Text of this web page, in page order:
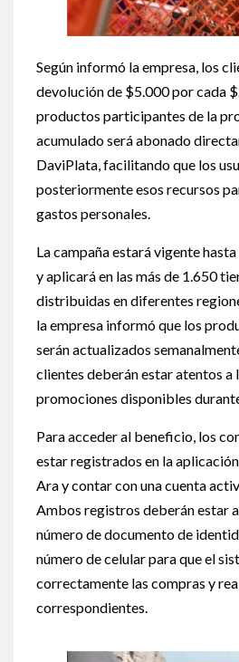
Según informó la empresa, los
devolución de $5.000 por cada
productos participantes de la
acumulado será abonado
DaviPlata, facilitando que los
posteriormente esos recursos
gastos personales.
La campaña estará vigente
y aplicará en las más de 1.650
distribuidas en diferentes
la empresa informó que los
serán actualizados
clientes deberán estar atentos a
promociones disponibles
Para acceder al beneficio, los
estar registrados en la
Ara y contar con una cuenta
Ambos registros deberán estar
número de documento de
número de celular para que el
correctamente las compras y
correspondientes.